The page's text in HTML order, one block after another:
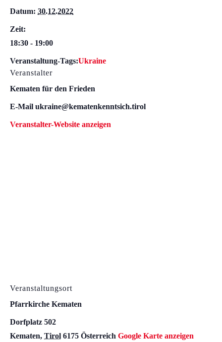
Datum: 30.12.2022
Zeit:
18:30 - 19:00
Veranstaltung-Tags:Ukraine
Veranstalter
Kematen für den Frieden
E-Mail ukraine@kematenkenntsich.tirol
Veranstalter-Website anzeigen
Veranstaltungsort
Pfarrkirche Kematen
Dorfplatz 502
Kematen, Tirol 6175 Österreich Google Karte anzeigen